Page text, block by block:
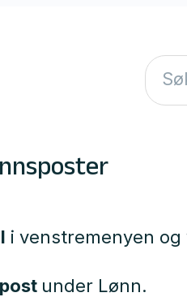
i venstremenyen og
under Lønn.